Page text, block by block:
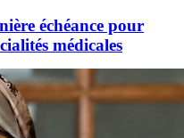
échéance pour
médicales